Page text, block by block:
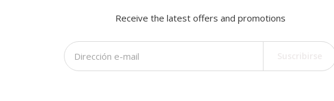
Receive the latest offers and promotions